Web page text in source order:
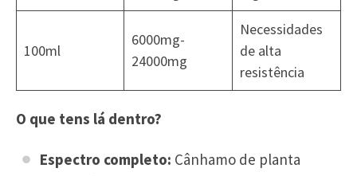
100ml
6000mg-
24000mg
Necessidades
de alta
resistência
O que tens lá dentro?
Espectro completo: Cânhamo de planta